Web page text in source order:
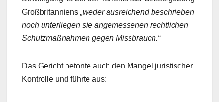
Großbritanniens „weder ausreichend beschrieben
noch unterliegen sie angemessenen rechtlichen
Schutzmaßnahmen gegen Missbrauch.“
Das Gericht betonte auch den Mangel juristischer
Kontrolle und führte aus: